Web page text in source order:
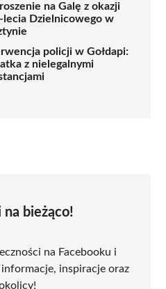
na Galę z okazji
lecia Dzielnicowego w
policji w Gołdapi:
z nielegalnymi
na bieżąco!
na Facebooku i
inspiracje oraz